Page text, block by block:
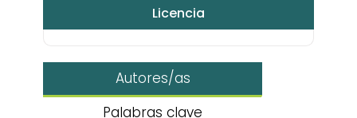
Licencia
Autores/as
Palabras clave